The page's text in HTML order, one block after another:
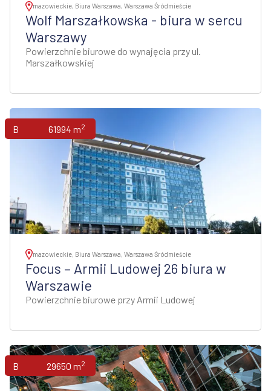
mazowieckie, Biura Warszawa, Warszawa Śródmieście
Wolf Marszałkowska - biura w sercu
Warszawy
Powierzchnie biurowe do wynajęcia przy ul.
Marszałkowskiej
Biura 61994 m2
mazowieckie, Biura Warszawa, Warszawa Śródmieście
Focus – Armii Ludowej 26 biura w
Warszawie
Powierzchnie biurowe przy Armii Ludowej
Biura 29650 m2